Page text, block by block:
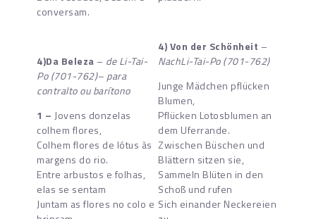
conversam.
4)Da Beleza – de Li-Tai-
Po (701-762)– para
contralto ou barítono
1 – Jovens donzelas
colhem flores,
Colhem flores de lótus às
margens do rio.
Entre arbustos e folhas,
elas se sentam
Juntam as flores no colo e
4) Von der Schönheit –
NachLi-Tai-Po (701-762)
Junge Mädchen pflücken
Blumen,
Pflücken Lotosblumen an
dem Uferrande.
Zwischen Büschen und
Blättern sitzen sie,
Sammeln Blüten in den
Schoß und rufen
Sich einander Neckereien